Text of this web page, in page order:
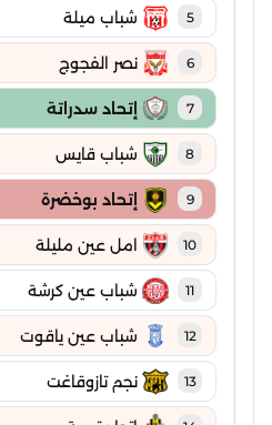
5 شباب ميلة
6 نصر الفجوج
7 إتحاد سدراتة
8 شباب قايس
9 إتحاد بوخضرة
10 امل عين مليلة
11 شباب عين كرشة
12 شباب عين ياقوت
13 نجم تازوقاغت